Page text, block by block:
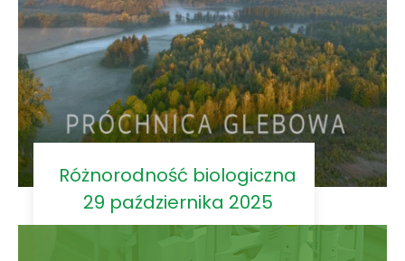
Różnorodność biologiczna
29 października 2025